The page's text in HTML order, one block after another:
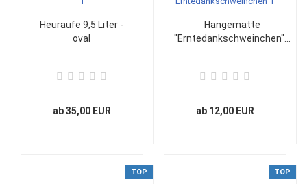
Heuraufe 9,5 Liter -
oval
ab 35,00 EUR
Hängematte
"Erntedankschweinchen"...
ab 12,00 EUR
TOP TOP